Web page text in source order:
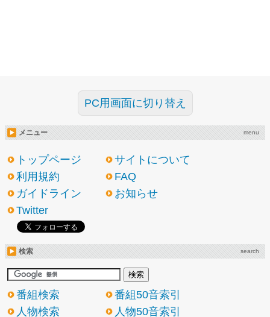
PC用画面に切り替え
メニュー menu
トップページ
サイトについて
利用規約
FAQ
ガイドライン
お知らせ
Twitter
検索 search
番組検索
番組50音索引
人物検索
人物50音索引